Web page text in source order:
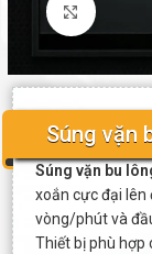
Click to
Súng vặn
Súng vặn bu
xoắn cực đại lên
vòng/phút và
Thiết bị phù hợp